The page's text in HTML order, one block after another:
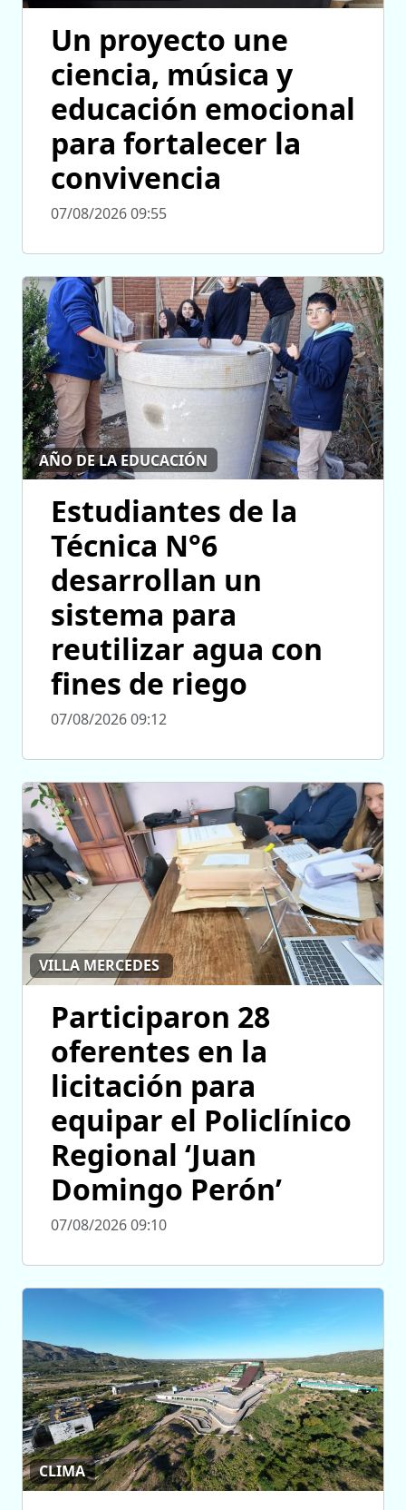
Un proyecto une
ciencia, música y
educación emocional
para fortalecer la
convivencia
07/08/2026 09:55
AÑO DE LA EDUCACIÓN
Estudiantes de la
Técnica N°6
desarrollan un
sistema para
reutilizar agua con
fines de riego
07/08/2026 09:12
VILLA MERCEDES
Participaron 28
oferentes en la
licitación para
equipar el Policlínico
Regional ‘Juan
Domingo Perón’
07/08/2026 09:10
CLIMA